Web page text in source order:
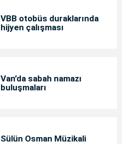
VBB otobüs duraklarında
hijyen çalışması
Van’da sabah namazı
buluşmaları
Sülün Osman Müzikali